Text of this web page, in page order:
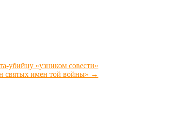
убийцу «узником совести»
святых имен той войны» →